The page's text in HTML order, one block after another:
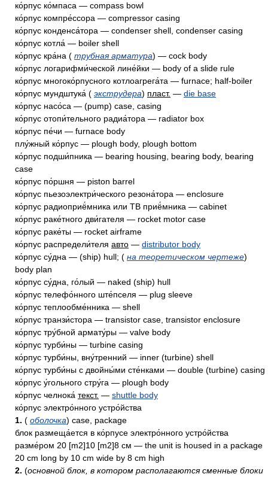
ко́рпус ко́мпаса — compass bowl
ко́рпус компре́ссора — compressor casing
ко́рпус конденса́тора — condenser shell, condenser casing
ко́рпус котла́ — boiler shell
ко́рпус кра́на ( трубная арматура) — cock body
ко́рпус логарифми́ческой лине́йки — body of a slide rule
ко́рпус многоко́рпусного котлоагрега́та — furnace; half-boiler
ко́рпус мундштука́ ( экструдера) пласт. — die base
ко́рпус насо́са — (pump) case, casing
ко́рпус отопи́тельного радиа́тора — radiator box
ко́рпус пе́чи — furnace body
плу́жный ко́рпус — plough body, plough bottom
ко́рпус подши́пника — bearing housing, bearing body, bearing
case
ко́рпус по́ршня — piston barrel
ко́рпус пьезоэлектри́ческого резона́тора — enclosure
ко́рпус радиоприё́мника или ТВ приё́мника — cabinet
ко́рпус раке́тного дви́гателя — rocket motor case
ко́рпус раке́ты — rocket airframe
ко́рпус распредели́теля авто — distributor body
ко́рпус су́дна — (ship) hull; ( на теоретическом чертеже)
body plan
ко́рпус су́дна, го́лый — naked (ship) hull
ко́рпус телефо́нного ште́пселя — plug sleeve
ко́рпус теплообме́нника — shell
ко́рпус транзи́стора — transistor case, transistor enclosure
ко́рпус тру́бной армату́ры — valve body
ко́рпус турби́ны — turbine casing
ко́рпус турби́ны, вну́тренний — inner (turbine) shell
ко́рпус турби́ны с двойны́ми сте́нками — double (turbine) casing
ко́рпус у́гольного стру́га — plough body
ко́рпус челнока́ текст. — shuttle body
ко́рпус электро́нного устро́йства
1. ( оболочка) case, package
блок размеща́ется в ко́рпусе электро́нного устро́йства
разме́ром 20 [m2]10 [m2]8 см — the unit is housed in a package
20 cm long by 10 cm wide by 8 cm high
2. (основной блок, в котором располагаются сменные блоки